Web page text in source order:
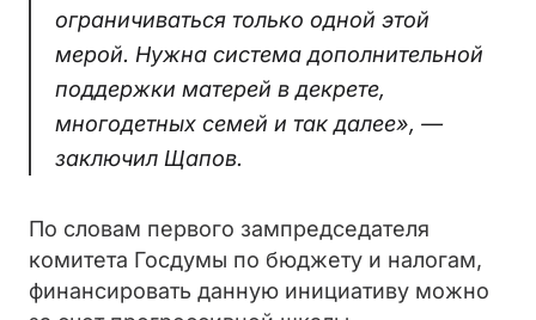
ограничиваться только одной этой
мерой. Нужна система дополнительной
поддержки матерей в декрете,
многодетных семей и так далее», —
заключил Щапов.
По словам первого зампредседателя
комитета Госдумы по бюджету и налогам,
финансировать данную инициативу можно